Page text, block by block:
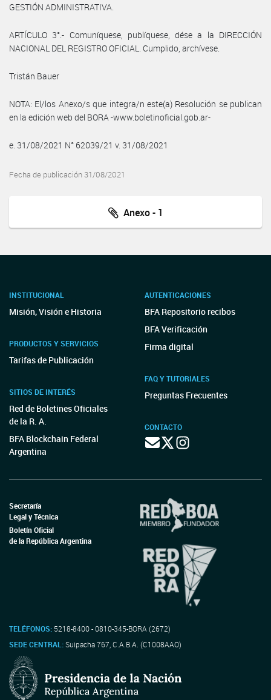
GESTIÓN ADMINISTRATIVA.
ARTÍCULO 3°.- Comuníquese, publíquese, dése a la DIRECCIÓN
NACIONAL DEL REGISTRO OFICIAL. Cumplido, archívese.
Tristán Bauer
NOTA: El/los Anexo/s que integra/n este(a) Resolución se publican
en la edición web del BORA -www.boletinoficial.gob.ar-
e. 31/08/2021 N° 62039/21 v. 31/08/2021
Fecha de publicación 31/08/2021
Anexo - 1
INSTITUCIONAL
Misión, Visión e Historia
PRODUCTOS Y SERVICIOS
Tarifas de Publicación
SITIOS DE INTERÉS
Red de Boletines Oficiales
de la R. A.
BFA Blockchain Federal
Argentina
AUTENTICACIONES
BFA Repositorio recibos
BFA Verificación
Firma digital
FAQ Y TUTORIALES
Preguntas Frecuentes
CONTACTO
Secretaría
Legal y Técnica
Boletín Oficial
de la República Argentina
TELÉFONOS: 5218-8400 - 0810-345-BORA (2672)
SEDE CENTRAL:Suipacha 767, C.A.B.A. (C1008AAO)